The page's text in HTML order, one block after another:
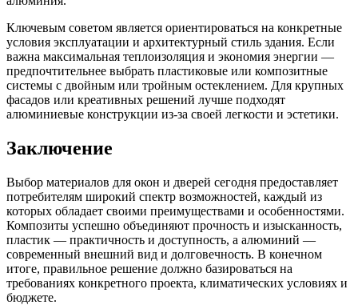
Ключевым советом является ориентироваться на конкретные
условия эксплуатации и архитектурный стиль здания. Если
важна максимальная теплоизоляция и экономия энергии —
предпочтительнее выбрать пластиковые или композитные
системы с двойным или тройным остеклением. Для крупных
фасадов или креативных решений лучше подходят
алюминиевые конструкции из-за своей легкости и эстетики.
Заключение
Выбор материалов для окон и дверей сегодня предоставляет
потребителям широкий спектр возможностей, каждый из
которых обладает своими преимуществами и особенностями.
Композиты успешно объединяют прочность и изысканность,
пластик — практичность и доступность, а алюминий —
современный внешний вид и долговечность. В конечном
итоге, правильное решение должно базироваться на
требованиях конкретного проекта, климатических условиях и
бюджете.